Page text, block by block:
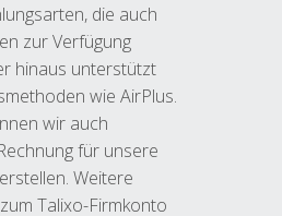
die auch
zur Verfügung
hinaus unterstützt
wie AirPlus.
wir auch
für unsere
Weitere
Talixo-Firmkonto